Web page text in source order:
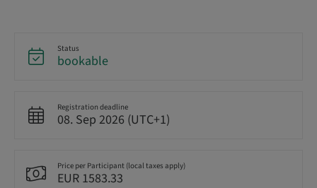
Status
bookable
Registration deadline
08. Sep 2026 (UTC+1)
Price per Participant (local taxes apply)
EUR 1583.33